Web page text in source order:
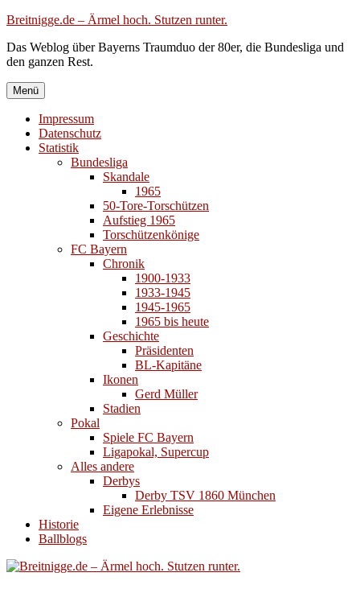
Zum
springen
Breitnigge.de – Ärmel hoch. Stutzen runter.
Das Weblog über Bayerns Traumduo der 80er, die Bundesliga und
den ganzen Rest.
Menü
Impressum
Datenschutz
Statistik
Bundesliga
Skandale
1965
50-Tore-Torschützen
Aufstieg 1965
Torschützenkönige
FC Bayern
Chronik
1900-1933
1933-1945
1945-1965
1965 bis heute
Geschichte
Präsidenten
BL-Kapitäne
Ikonen
Gerd Müller
Stadien
Pokal
Spiele FC Bayern
Ligapokal, Supercup
Alles andere
Derbys
Derby TSV 1860 München
Eigene Erlebnisse
Historie
Ballblogs